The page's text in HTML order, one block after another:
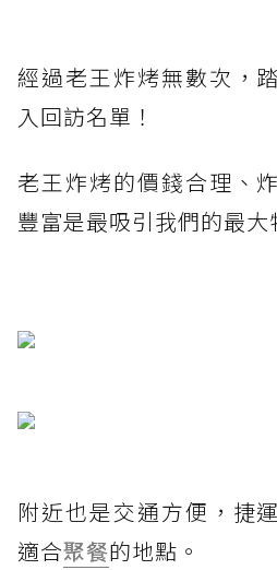
經過老王炸烤無數次，
入回訪名單！
老王炸烤的價錢合理、
豐富是最吸引我們的最大
附近也是交通方便，捷
適合聚餐的地點。